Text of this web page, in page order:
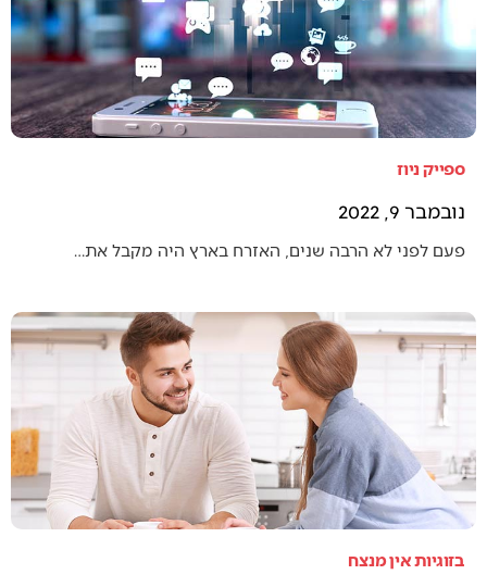
ספייק ניוז
נובמבר 9, 2022
פעם לפני לא הרבה שנים, האזרח בארץ היה מקבל את…
בזוגיות אין מנצח